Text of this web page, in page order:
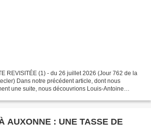
REVISITÉE (1) - du 26 juillet 2026 (Jour 762 de la
Dans notre précédent article, dont nous
une suite, nous découvrions Louis-Antoine
AUXONNE : UNE TASSE DE